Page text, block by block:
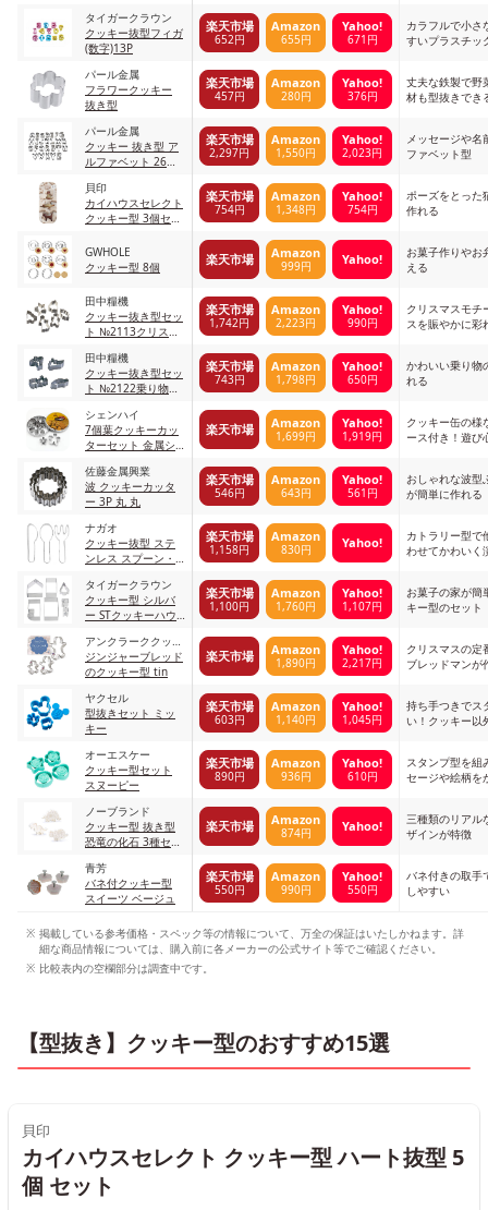
タイガークラウン
クッキー抜型フィガ
(数字)13P
楽天市場
652円
Amazon
655円
Yahoo!
671円
カラフルで小さ
すいプラスチッ
パール金属
フラワークッキー
抜き型
楽天市場
457円
Amazon
280円
Yahoo!
376円
丈夫な鉄製で野
材も型抜きでき
パール金属
クッキー 抜き型 ア
ルファベット 26個
楽天市場
2,297円
Amazon
1,550円
Yahoo!
2,023円
メッセージや名
ファベット型
貝印
カイハウスセレクト
クッキー型 3個セッ
楽天市場
754円
Amazon
1,348円
Yahoo!
754円
ポーズをとった
作れる
GWHOLE
クッキー型 8個
楽天市場 Amazon
999円 Yahoo!
お菓子作りやお
える
田中糧機
クッキー抜き型セッ
ト №2113クリスマ
楽天市場
1,742円
Amazon
2,223円
Yahoo!
990円
クリスマスモチ
スを賑やかに彩
田中糧機
クッキー抜き型セッ
ト №2122乗り物セ
楽天市場
743円
Amazon
1,798円
Yahoo!
650円
かわいい乗り物
れる
シェンハイ
7個葉クッキーカッ
ターセット 金属シ
楽天市場 Amazon
1,699円
Yahoo!
1,919円
クッキー缶の様
ース付き！遊び
佐藤金属興業
波 クッキーカッタ
ー 3P 丸 丸
楽天市場
546円
Amazon
643円
Yahoo!
561円
おしゃれな波型
が簡単に作れる
ナガオ
クッキー抜型 ステ
ンレス スプーン・
セット 3個セット
楽天市場
1,158円
Amazon
830円 Yahoo!
カトラリー型で
わせてかわいく
タイガークラウン
クッキー型 シルバ
ー STクッキーハウ
楽天市場
1,100円
Amazon
1,760円
Yahoo!
1,107円
お菓子の家が簡
キー型のセット
アンクラーククッキ
ーカッターズ
ジンジャーブレッド
のクッキー型 tin
楽天市場 Amazon
1,890円
Yahoo!
2,217円
クリスマスの定
ブレッドマンが
ヤクセル
型抜きセット ミッ
キー
楽天市場
603円
Amazon
1,140円
Yahoo!
1,045円
持ち手つきでス
い！クッキー以
オーエスケー
クッキー型セット
スヌーピー
楽天市場
890円
Amazon
936円
Yahoo!
610円
スタンプ型を組
セージや絵柄を
ノーブランド
クッキー型 抜き型
恐竜の化石 3種セッ
ステゴサウルス テ
ィラノサウルス ホ
ワイト
楽天市場 Amazon
874円 Yahoo!
三種類のリアル
ザインが特徴
青芳
バネ付クッキー型
スイーツ ベージュ
楽天市場
550円
Amazon
990円
Yahoo!
550円
バネ付きの取手
しやすい
掲載している参考価格・スペック等の情報について、万全の保証はいたしかねます。詳
細な商品情報については、購入前に各メーカーの公式サイト等でご確認ください。
比較表内の空欄部分は調査中です。
【型抜き】クッキー型のおすすめ15選
貝印
カイハウスセレクト クッキー型 ハート抜型 5
個 セット